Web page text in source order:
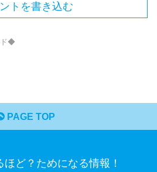
トを書き込む
◆
PAGE TOP
ど？ためになる情報！